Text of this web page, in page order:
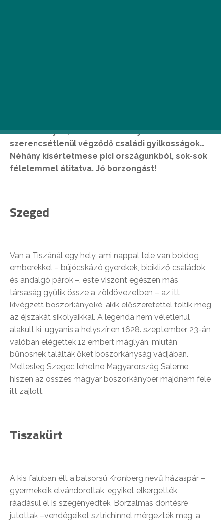
boszorkányok, titkos föld alatti járatok és
szerencsétlenül végződő családi gyilkosságok…
Néhány kísértetmese pici országunkból, sok-sok
félelemmel átitatva. Jó borzongást!
Szeged
Van a Tiszánál egy hely, ami nappal tele van boldog
emberekkel – bújócskázó gyerekek, bicikliző családok
és andalgó párok –, este viszont egészen más
társaság gyűlik össze a zöldövezetben – az itt
kivégzett boszorkányoké, akik előszeretettel töltik meg
az éjszakát sikolyaikkal. A legenda nem véletlenül
alakult ki, ugyanis a helyszínen 1628. szeptember 23-án
valóban elégettek 12 embert máglyán, miután
bűnösnek találták őket boszorkányság vádjában.
Mellesleg Szeged lehetne Magyarország Saleme,
hiszen az összes magyar boszorkányper majdnem fele
itt zajlott.
Tiszakürt
A kis faluban élt a balsorsú Kronberg nevű házaspár –
gyermekeik elvándoroltak, egyiket elkergették,
ráadásul el is szegényedtek. Borzalmas döntésre
jutottak –vendégeiket sztrichinnel mérgezték meg, a